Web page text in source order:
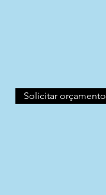
Solicitar orçamento